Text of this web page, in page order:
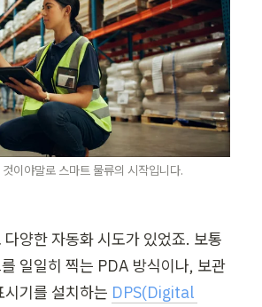
이야말로 스마트 물류의 시작입니다.
양한 자동화 시도가 있었죠. 보통
일일히 찍는 PDA 방식이나, 보관
기를 설치하는 DPS(Digital